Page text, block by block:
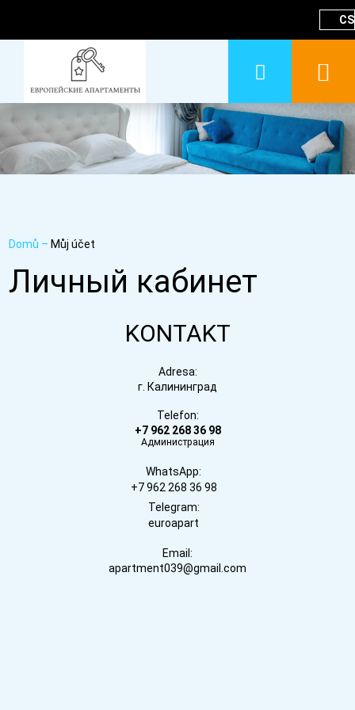
CS
Domů – Můj účet
Личный кабинет
KONTAKT
Adresa:
г. Калининград
Telefon:
+7 962 268 36 98
Администрация
WhatsApp:
+7 962 268 36 98
Telegram:
euroapart
Email:
apartment039@gmail.com